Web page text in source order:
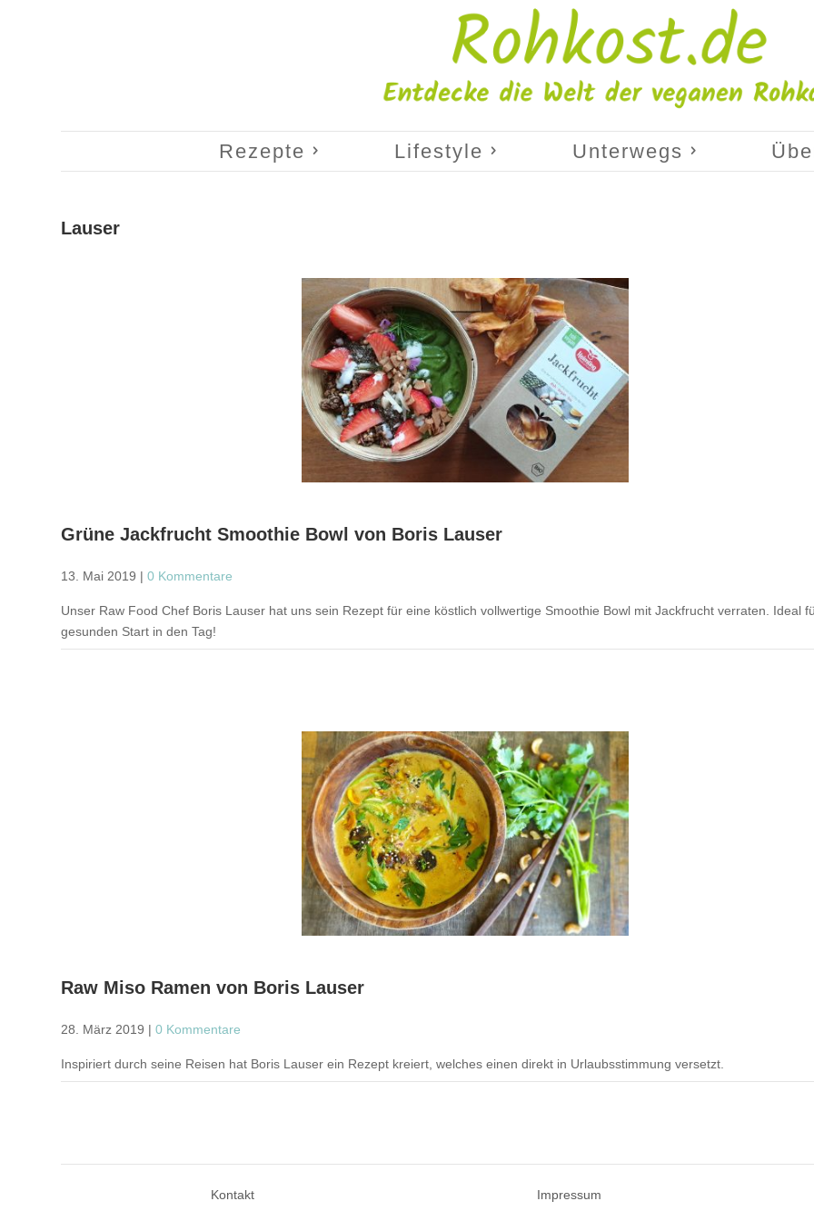
Rezepte Lifestyle Unterwegs
Lauser
Grüne Jackfrucht Smoothie Bowl von Boris Lauser
13. Mai 2019 |0 Kommentare
Unser Raw Food Chef Boris Lauser hat uns sein Rezept für eine köstlich vollwertige Smoothie Bowl mit Jackfrucht verraten. Ideal
gesunden Start in den Tag!
Raw Miso Ramen von Boris Lauser
28. März 2019 |0 Kommentare
Inspiriert durch seine Reisen hat Boris Lauser ein Rezept kreiert, welches einen direkt in Urlaubsstimmung versetzt.
Kontakt Impressum